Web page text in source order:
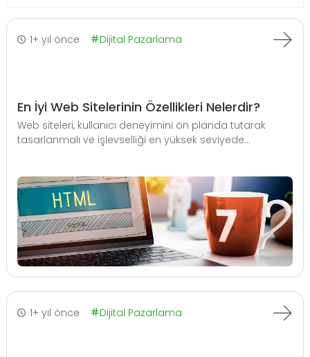
1+ yıl önce Dijital Pazarlama
En İyi Web Sitelerinin Özellikleri Nelerdir?
Web siteleri, kullanıcı deneyimini ön planda tutarak
tasarlanmalı ve işlevselliği en yüksek seviyede...
1+ yıl önce Dijital Pazarlama